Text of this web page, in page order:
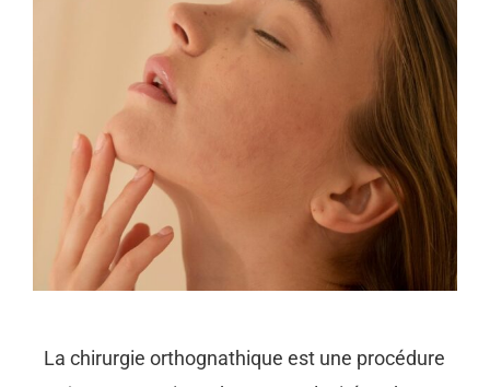
La chirurgie orthognathique est une procédure